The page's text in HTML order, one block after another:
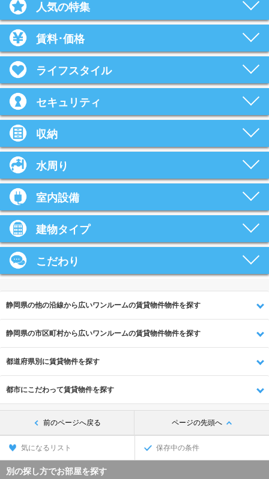
人気の特集
賃料･価格
ライフスタイル
セキュリティ
収納
水周り
室内設備
建物タイプ
こだわり
静岡県の他の沿線から広いワンルームの賃貸物件物件を探す
静岡県の市区町村から広いワンルームの賃貸物件物件を探す
都道府県別に賃貸物件を探す
都市にこだわって賃貸物件を探す
前のページへ戻る ページの先頭へ
気になるリスト 保存中の条件
別の探し方でお部屋を探す